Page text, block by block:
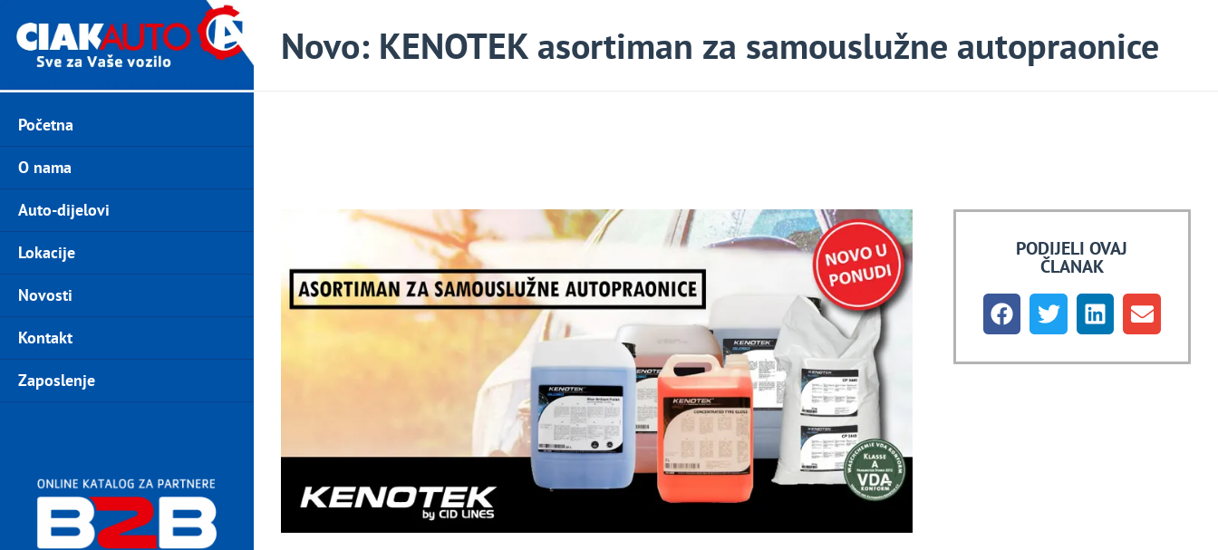
Početna
O nama
Auto-dijelovi
Lokacije
Novosti
Kontakt
Zaposlenje
Novo: KENOTEK asortiman za samouslužne autopraonice
PODIJELI OVAJ
ČLANAK